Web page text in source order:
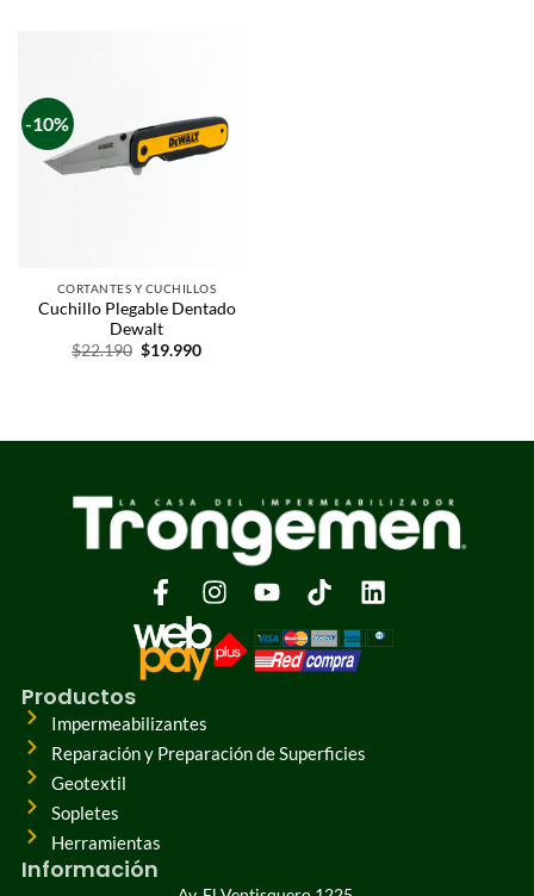
-10%
CORTANTES Y CUCHILLOS
Cuchillo Plegable Dentado
Dewalt
$22.190 $19.990
Información
Productos
Impermeabilizantes
Reparación y Preparación de Superficies
Geotextil
Sopletes
Herramientas